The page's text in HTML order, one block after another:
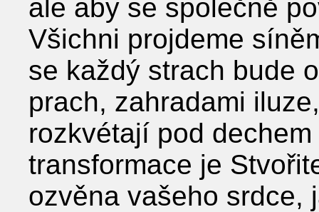
ale aby se společně
Všichni projdeme
se každý strach bude
prach, zahradami
rozkvétají pod
transformace je
ozvěna vašeho srdce,